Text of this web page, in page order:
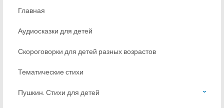
Главная
Аудиосказки для детей
Скороговорки для детей разных возрастов
Тематические стихи
Пушкин. Стихи для детей